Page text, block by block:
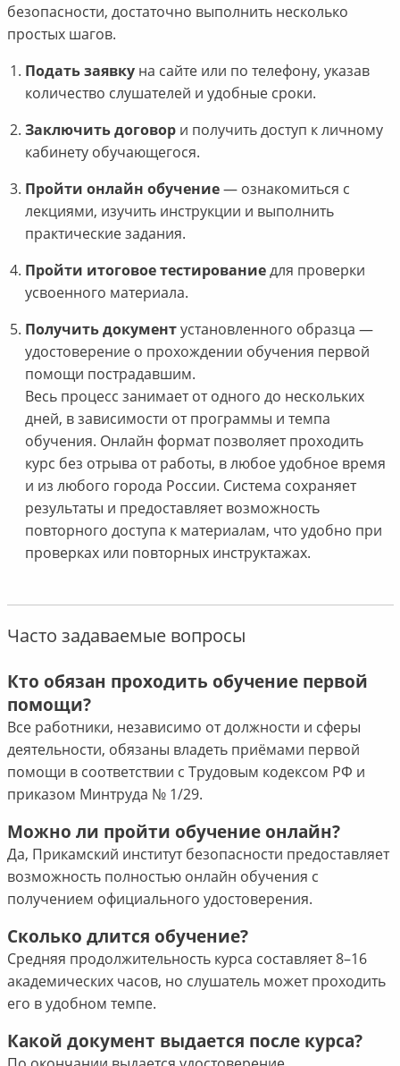
безопасности, достаточно выполнить несколько
простых шагов.
Подать заявкуна сайте или по телефону, указав
количество слушателей и удобные сроки.
Заключить договори получить доступ к личному
кабинету обучающегося.
Пройти онлайн обучение— ознакомиться с
лекциями, изучить инструкции и выполнить
практические задания.
Пройти итоговое тестированиедля проверки
усвоенного материала.
Получить документустановленного образца —
удостоверение о прохождении обучения первой
помощи пострадавшим.
Весь процесс занимает от одного до нескольких
дней, в зависимости от программы и темпа
обучения. Онлайн формат позволяет проходить
курс без отрыва от работы, в любое удобное время
и из любого города России. Система сохраняет
результаты и предоставляет возможность
повторного доступа к материалам, что удобно при
проверках или повторных инструктажах.
Часто задаваемые вопросы
Кто обязан проходить обучение первой
помощи?
Все работники, независимо от должности и сферы
деятельности, обязаны владеть приёмами первой
помощи в соответствии с Трудовым кодексом РФ и
приказом Минтруда № 1/29.
Можно ли пройти обучение онлайн?
Да, Прикамский институт безопасности предоставляет
возможность полностью онлайн обучения с
получением официального удостоверения.
Сколько длится обучение?
Средняя продолжительность курса составляет 8–16
академических часов, но слушатель может проходить
его в удобном темпе.
Какой документ выдается после курса?